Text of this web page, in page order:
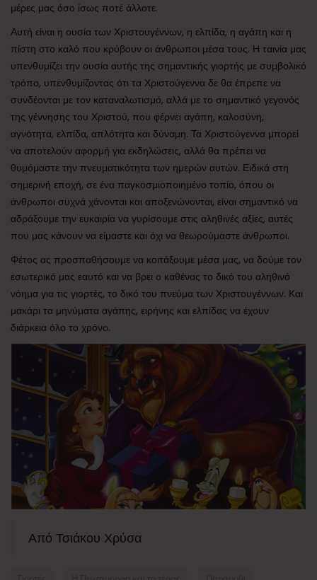
μέρες μας όσο ίσως ποτέ άλλοτε.
Αυτή είναι η ουσία των Χριστουγέννων, η ελπίδα, η αγάπη και η
πίστη στο καλό που κρύβουν οι άνθρωποι μέσα τους. Η ταινία μας
υπενθυμίζει την ουσία αυτής της σημαντικής γιορτής με συμβολικό
τρόπο, υπενθυμίζοντας ότι τα Χριστούγεννα δε θα έπρεπε να
συνδέονται με τον καταναλωτισμό, αλλά με το σημαντικό γεγονός
της γέννησης του Χριστού, που φέρνει αγάπη, καλοσύνη,
αγνότητα, ελπίδα, απλότητα και δύναμη. Τα Χριστούγεννα μπορεί
να αποτελούν αφορμή για εκδηλώσεις, αλλά θα πρέπει να
θυμόμαστε την πνευματικότητα των ημερών αυτών. Ειδικά στη
σημερινή εποχή, σε ένα παγκοσμιοποιημένο τοπίο, όπου οι
άνθρωποι συχνά χάνονται και αποξενώνονται, είναι σημαντικό να
αδράξουμε την ευκαιρία να γυρίσουμε στις αληθινές αξίες, αυτές
που μας κάνουν να είμαστε και όχι να θεωρούμαστε άνθρωποι.
Φέτος ας προσπαθήσουμε να κοιτάξουμε μέσα μας, να δούμε τον
εσωτερικό μας εαυτό και να βρει ο καθένας το δικό του αληθινό
νόημα για τις γιορτές, το δικό του πνεύμα των Χριστουγέννων. Και
μακάρι τα μηνύματα αγάπης, ειρήνης και ελπίδας να έχουν
διάρκεια όλο το χρόνο.
Από Τσιάκου Χρύσα